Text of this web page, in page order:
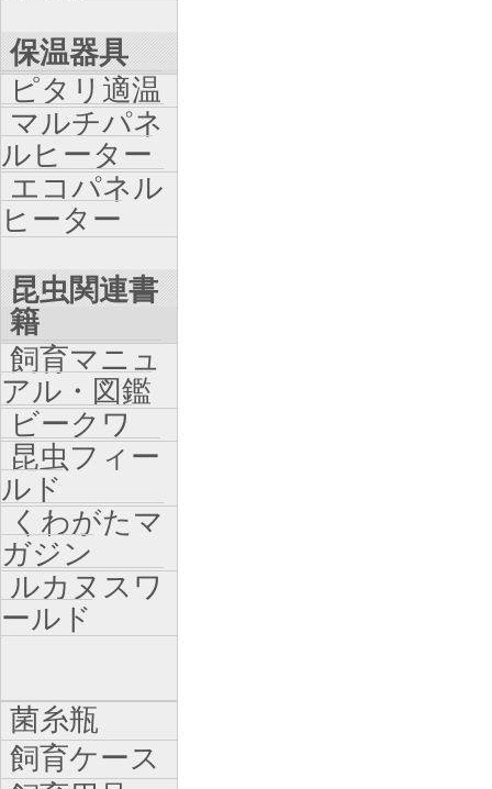
保温器具
ピタリ適温
マルチパネ
ルヒーター
エコパネル
ヒーター
昆虫関連書
籍
飼育マニュ
アル・図鑑
ビークワ
昆虫フィー
ルド
くわがたマ
ガジン
ルカヌスワ
ールド
菌糸瓶
飼育ケース